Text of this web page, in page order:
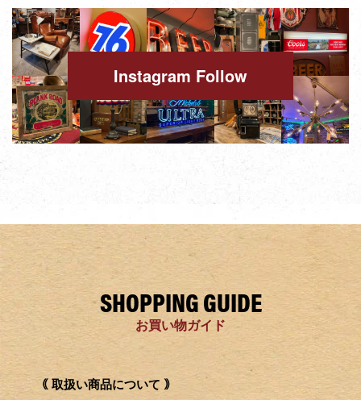
Instagram Follow
SHOPPING GUIDE
お買い物ガイド
｟ 取扱い商品について ｠
と
左
の
矢